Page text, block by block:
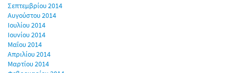
Σεπτεμβρίου 2014
Αυγούστου 2014
Ιουλίου 2014
Ιουνίου 2014
Μαΐου 2014
Απριλίου 2014
Μαρτίου 2014